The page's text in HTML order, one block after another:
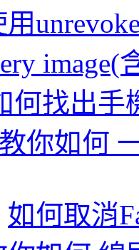
用
image(
何找出手
教你如何
如何取消